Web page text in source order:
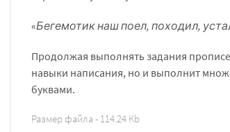
«Бегемотик наш поел, походил,
Продолжая выполнять задания
навыки написания, но и выполнит
буквами.
Размер файла - 114.24 Kb